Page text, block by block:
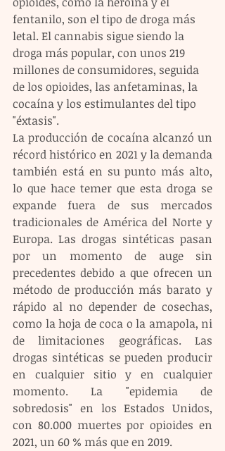
fentanilo, son el tipo de droga más
letal. El cannabis sigue siendo la
droga más popular, con unos 219
millones de consumidores, seguida
de los opioides, las anfetaminas, la
cocaína y los estimulantes del tipo
"éxtasis".
La producción de cocaína alcanzó un
récord histórico en 2021 y la demanda
también está en su punto más alto,
lo que hace temer que esta droga se
expande fuera de sus mercados
tradicionales de América del Norte y
Europa. Las drogas sintéticas pasan
por un momento de auge sin
precedentes debido a que ofrecen un
método de producción más barato y
rápido al no depender de cosechas,
como la hoja de coca o la amapola, ni
de limitaciones geográficas. Las
drogas sintéticas se pueden producir
en cualquier sitio y en cualquier
momento. La "epidemia de
sobredosis" en los Estados Unidos,
con 80.000 muertes por opioides en
2021, un 60 % más que en 2019.